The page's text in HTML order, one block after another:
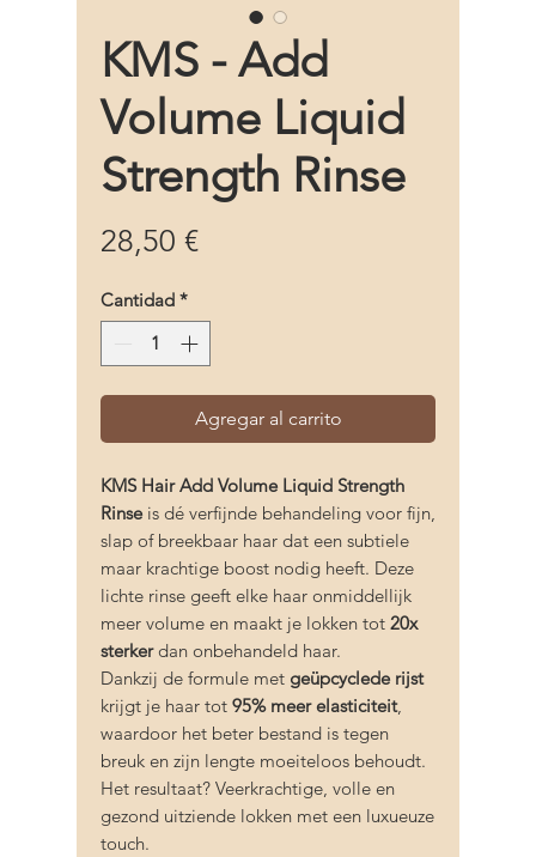
KMS - Add
Volume Liquid
Strength Rinse
28,50 €Precio
Cantidad *
Agregar al carrito
KMS Hair Add Volume Liquid Strength
Rinseis dé verfijnde behandeling voor fijn,
slap of breekbaar haar dat een subtiele
maar krachtige boost nodig heeft. Deze
lichte rinse geeft elke haar onmiddellijk
meer volume en maakt je lokken tot 20x
sterkerdan onbehandeld haar.
Dankzij de formule met geüpcyclede rijst
krijgt je haar tot 95% meer elasticiteit,
waardoor het beter bestand is tegen
breuk en zijn lengte moeiteloos behoudt.
Het resultaat? Veerkrachtige, volle en
gezond uitziende lokken met een luxueuze
touch.